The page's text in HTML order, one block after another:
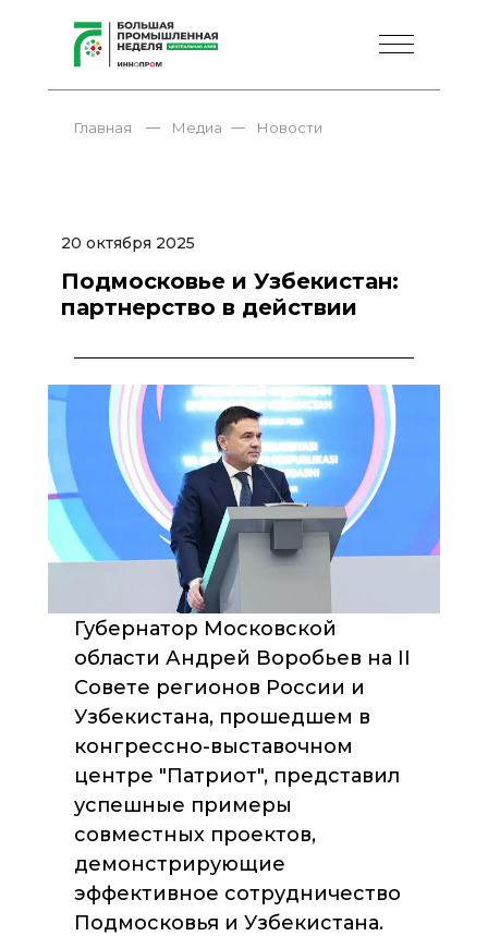
Главная Новости
— Медиа —
Подмосковье и Узбекистан:
партнерство в действии
20 октября 2025
Губернатор Московской
области Андрей Воробьев на II
Совете регионов России и
Узбекистана, прошедшем в
конгрессно-выставочном
центре "Патриот", представил
успешные примеры
совместных проектов,
демонстрирующие
эффективное сотрудничество
Подмосковья и Узбекистана.